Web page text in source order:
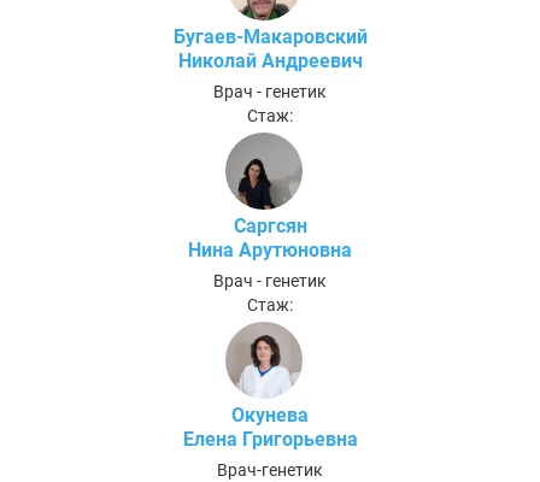
Бугаев-Макаровский
Николай Андреевич
Врач - генетик
Стаж:
Саргсян
Нина Арутюновна
Врач - генетик
Стаж:
Окунева
Елена Григорьевна
Врач-генетик